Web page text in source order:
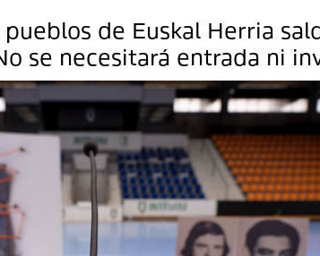
pueblos de Euskal Herria
se necesitará entrada ni